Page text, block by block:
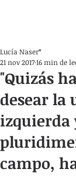
"Quizás
desear la
izquierda
campo,
Lucía Naser*
21 nov 201716 min de